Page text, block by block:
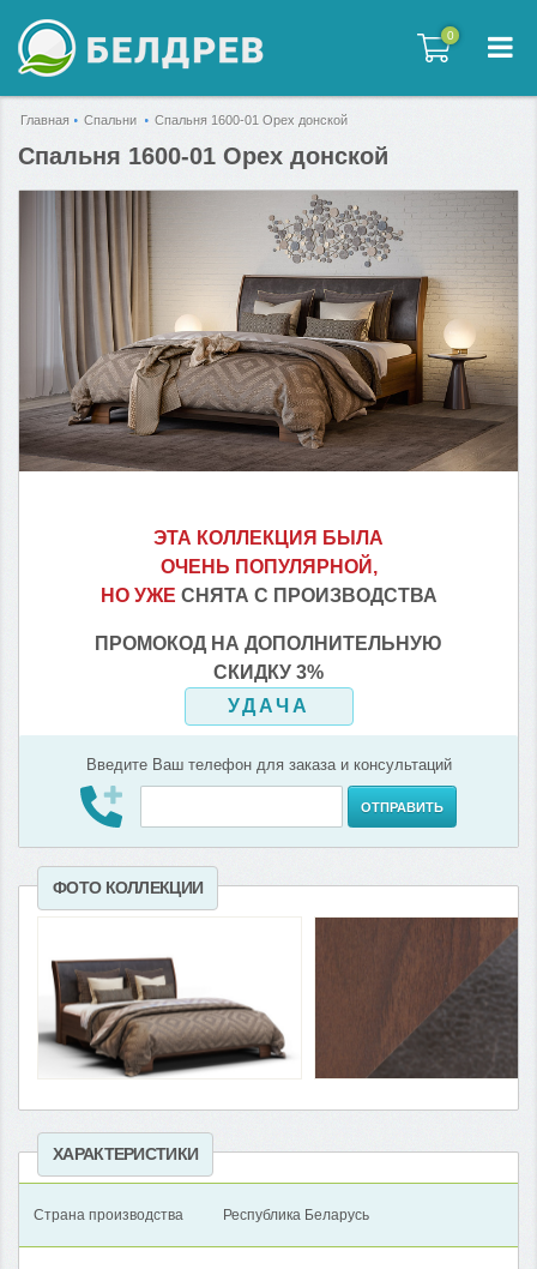
0
0
Главная Спальни Спальня 1600-01 Орех донской
Спальня 1600-01 Орех донской
ЭТА КОЛЛЕКЦИЯ БЫЛА
ОЧЕНЬ ПОПУЛЯРНОЙ,
НО УЖЕ СНЯТА С ПРОИЗВОДСТВА
ПРОМОКОД НА ДОПОЛНИТЕЛЬНУЮ
СКИДКУ 3%
УДАЧА
Введите Ваш телефон для заказа и консультаций
ОТПРАВИТЬ
ФОТО КОЛЛЕКЦИИ
ХАРАКТЕРИСТИКИ
Страна производства Республика Беларусь